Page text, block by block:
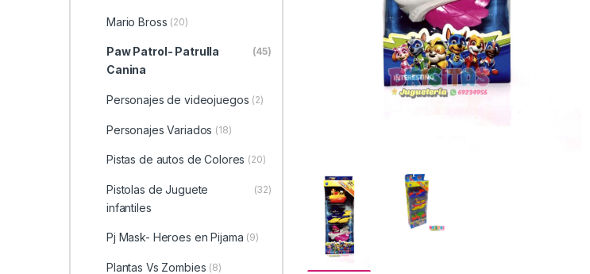
Mario Bross (20)
Paw Patrol- Patrulla
Canina
(45)
Personajes de videojuegos (2)
Personajes Variados (18)
Pistas de autos de Colores (20)
Pistolas de Juguete
infantiles
(32)
Pj Mask- Heroes en Pijama (9)
Plantas Vs Zombies (8)